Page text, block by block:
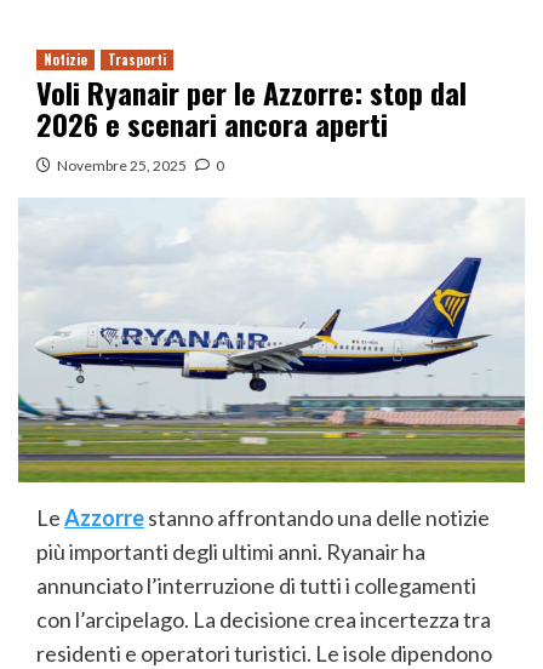
Notizie Trasporti
Voli Ryanair per le Azzorre: stop dal
2026 e scenari ancora aperti
Novembre 25, 2025 0
LeAzzorrestanno affrontando una delle notizie
più importanti degli ultimi anni. Ryanair ha
annunciato l’interruzione di tutti i collegamenti
con l’arcipelago. La decisione crea incertezza tra
residenti e operatori turistici. Le isole dipendono